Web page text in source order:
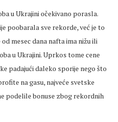
u Ukrajini očekivano porasla.
poobarala sve rekorde, već je to
mesec dana nafta ima nižu ili
u Ukrajini. Uprkos tome cene
padajući daleko sporije nego što
na gasu, najveće svetske
podelile bonuse zbog rekordnih